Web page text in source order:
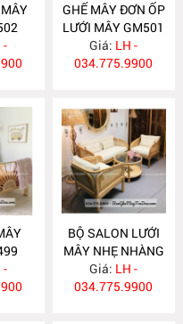
-
GHẾ MÂY ĐƠN ỐP
LƯỚI MÂY GM501
Giá: LH -
034.775.9900
-
BỘ SALON LƯỚI
MÂY NHẸ NHÀNG
GM498
Giá: LH -
034.775.9900